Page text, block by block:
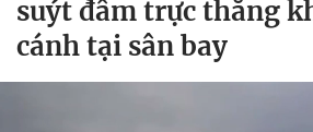
suýt đâm trực thăng
cánh tại sân bay